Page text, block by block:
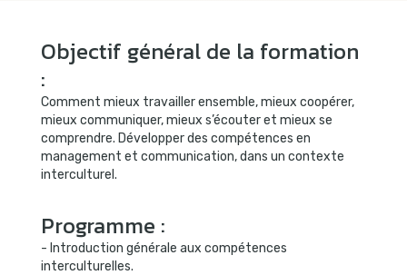
Objectif général de la formation
:
Comment mieux travailler ensemble, mieux coopérer,
mieux communiquer, mieux s’écouter et mieux se
comprendre. Développer des compétences en
management et communication, dans un contexte
interculturel.
Programme :
- Introduction générale aux compétences
interculturelles.